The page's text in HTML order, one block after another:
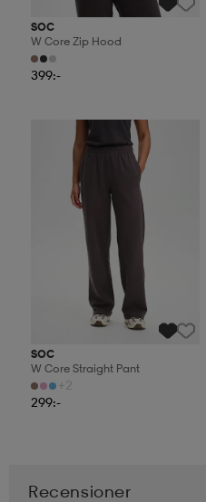
SOC
W Core Zip Hood
399:-
SOC
W Core Straight Pant
+2
299:-
Recensioner